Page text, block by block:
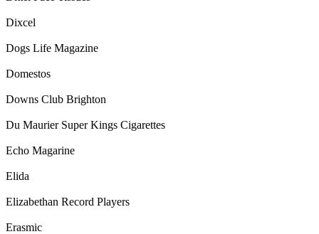
Dixcel
Dogs Life Magazine
Domestos
Downs Club Brighton
Du Maurier Super Kings Cigarettes
Echo Magarine
Elida
Elizabethan Record Players
Erasmic